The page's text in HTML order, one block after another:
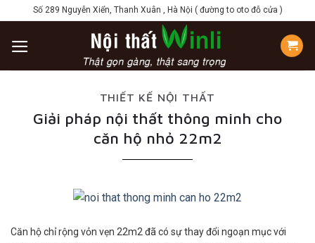
to
content
Số 289 Nguyễn Xiển, Thanh Xuân , Hà Nội ( đường to oto đỗ cửa )
THIẾT KẾ NỘI THẤT
Giải pháp nội thất thông minh cho
căn hộ nhỏ 22m2
Căn hộ chỉ rộng vỏn vẹn 22m2 đã có sự thay đổi ngoạn mục với